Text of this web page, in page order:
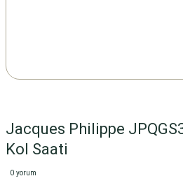
Jacques Philippe
Kol Saati
0 yorum